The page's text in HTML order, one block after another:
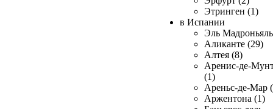
Этринген (1)
в Испании
Эль
Аликанте (29)
Алтея (8)
Аренис-де-
(1)
Ареньс-де-Мар
Аржентона (1)